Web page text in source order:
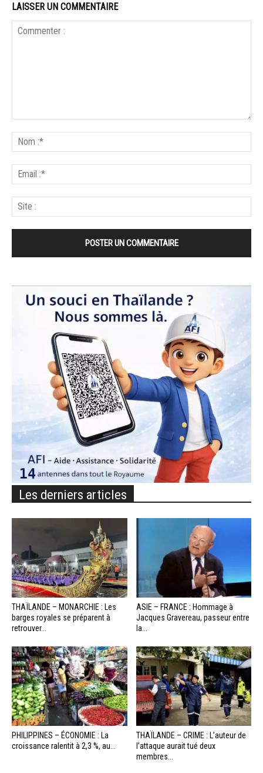
LAISSER UN COMMENTAIRE
Les derniers articles
THAÏLANDE – MONARCHIE : Les
barges royales se préparent à
retrouver...
ASIE – FRANCE : Hommage à
Jacques Gravereau, passeur entre
la...
PHILIPPINES – ÉCONOMIE : La
croissance ralentit à 2,3 %, au...
THAÏLANDE – CRIME : L’auteur de
l’attaque aurait tué deux
membres...